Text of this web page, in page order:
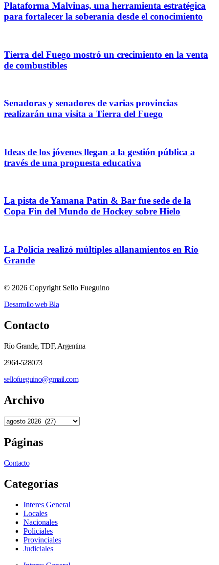
Plataforma Malvinas, una herramienta estratégica
para fortalecer la soberanía desde el conocimiento
Tierra del Fuego mostró un crecimiento en la venta
de combustibles
Senadoras y senadores de varias provincias
realizarán una visita a Tierra del Fuego
Ideas de los jóvenes llegan a la gestión pública a
través de una propuesta educativa
La pista de Yamana Patin & Bar fue sede de la
Copa Fin del Mundo de Hockey sobre Hielo
La Policía realizó múltiples allanamientos en Río
Grande
© 2026 Copyright Sello Fueguino
Desarrollo web Bla
Contacto
Río Grande, TDF, Argentina
2964-528073
sellofueguino@gmail.com
Archivo
Páginas
Contacto
Categorías
Interes General
Locales
Nacionales
Policiales
Provinciales
Judiciales